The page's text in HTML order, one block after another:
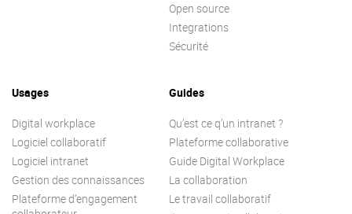
Open source
Integrations
Sécurité
Usages
Digital workplace
Logiciel collaboratif
Logiciel intranet
Gestion des connaissances
Plateforme d’engagement
Guides
Qu’est ce q’un intranet ?
Plateforme collaborative
Guide Digital Workplace
La collaboration
Le travail collaboratif